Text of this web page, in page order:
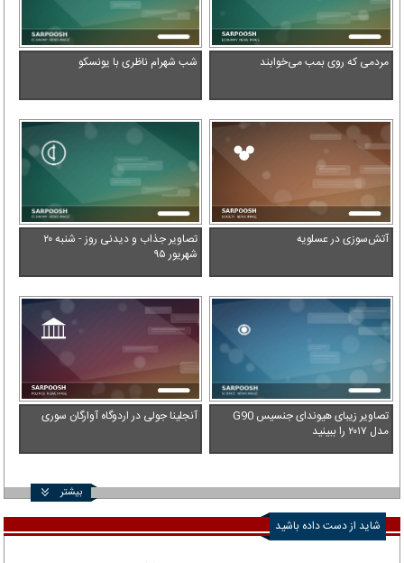
مردمی که روی بمب می‌خوابند شب شهرام ناظری با یونسکو
آتش‌سوزی در عسلویه
تصاویر جذاب و دیدنی روز - شنبه ۲۰
شهریور ۹۵
تصاویر زیبای هیوندای جنسیس G90
مدل ۲۰۱۷ را ببینید
آنجلینا جولی در اردوگاه آوارگان سوری
بیشتر
شاید از دست داده باشید